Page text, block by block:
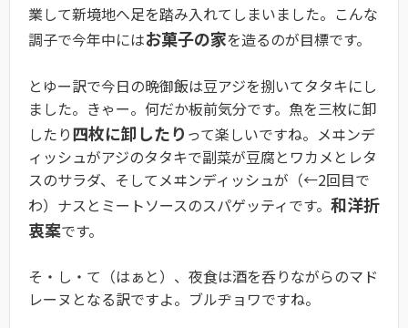
業して新境地へ足を踏み入れてしまいました。こんな
調子で今年中にはお菓子の家を造るのが目標です。
とゆー訳で今日の晩御飯は豆アジを捌いてタタキにし
ました。きゃー。何だか板前気分です。魚を三枚に卸
したり四枚に卸したり って楽しいですね。メヰンデ
ィッシュがアジのタタキで副菜が豆腐とワカメとレタ
スのサラダ、そしてメヰンディッシュが（←2回目で
わ）ナスとミートソースのスパゲッティです。 和洋折
衷案です。
そ・し・て（はぁと）、夜食は酒を呑りながらのマド
レーヌとなる訳ですよ。ブルヂョワですね。